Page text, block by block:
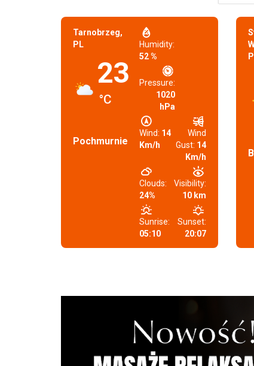
Tarnobrzeg,
PL
23
°C
Pochmurnie
Humidity:
52 %
Pressure:
1020
hPa
Wind: 14
Km/h
Wind
Gust: 14
Km/h
Clouds:
24%
Visibility:
10 km
Sunrise:
05:10
Sunset:
20:07